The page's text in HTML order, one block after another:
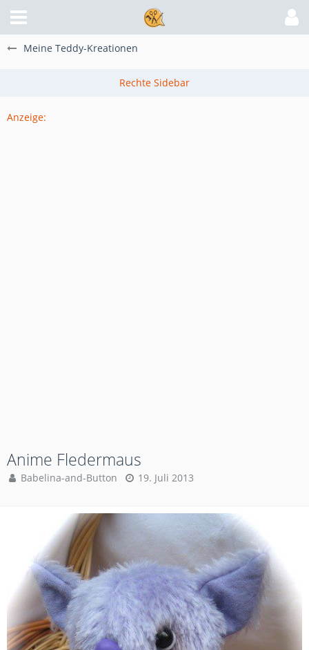
Meine Teddy-Kreationen
Anzeige:
Anime Fledermaus
Babelina-and-Button 19. Juli 2013